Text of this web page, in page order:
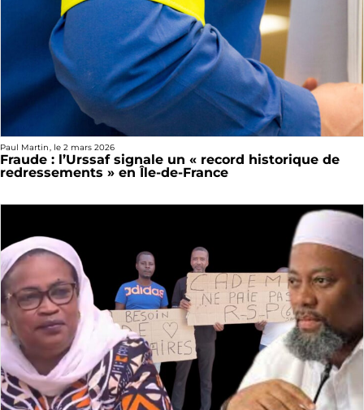
Paul Martin, le 2 mars 2026
Fraude : l’Urssaf signale un « record historique de
redressements » en Île-de-France